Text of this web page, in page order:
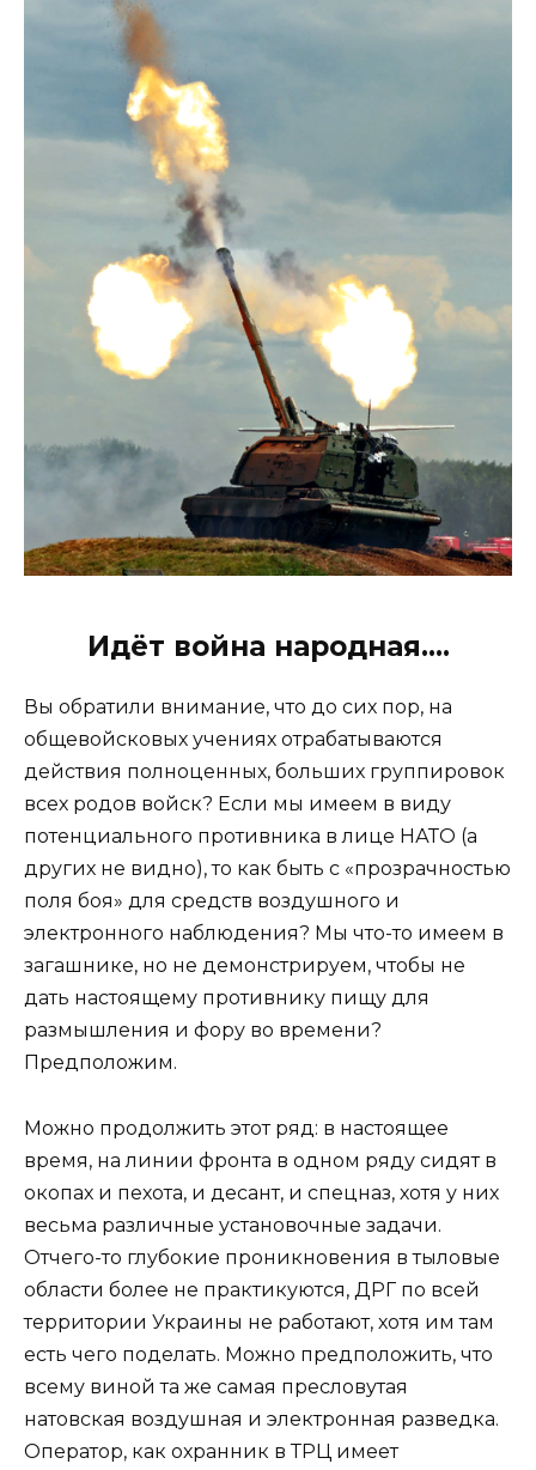
Идёт война народная….
Вы обратили внимание, что до сих пор, на
общевойсковых учениях отрабатываются
действия полноценных, больших группировок
всех родов войск? Если мы имеем в виду
потенциального противника в лице НАТО (а
других не видно), то как быть с «прозрачностью
поля боя» для средств воздушного и
электронного наблюдения? Мы что-то имеем в
загашнике, но не демонстрируем, чтобы не
дать настоящему противнику пищу для
размышления и фору во времени?
Предположим.
Можно продолжить этот ряд: в настоящее
время, на линии фронта в одном ряду сидят в
окопах и пехота, и десант, и спецназ, хотя у них
весьма различные установочные задачи.
Отчего-то глубокие проникновения в тыловые
области более не практикуются, ДРГ по всей
территории Украины не работают, хотя им там
есть чего поделать. Можно предположить, что
всему виной та же самая пресловутая
натовская воздушная и электронная разведка.
Оператор, как охранник в ТРЦ имеет